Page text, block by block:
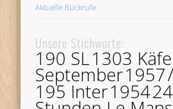
Aktuelle Rückrufe
Unsere Stichworte:
190 SL1303
September1957
195 Inter195424